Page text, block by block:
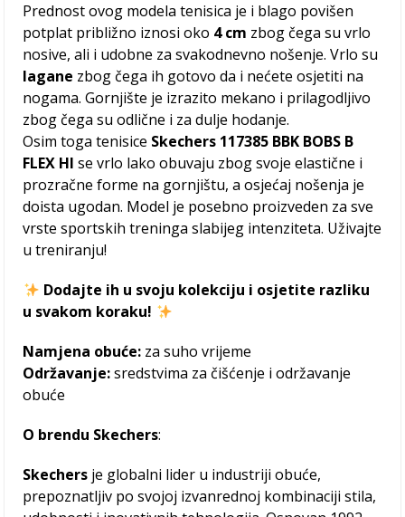
Prednost ovog modela tenisica je i blago povišen
potplat približno iznosi oko 4 cm zbog čega su vrlo
nosive, ali i udobne za svakodnevno nošenje. Vrlo su
lagane zbog čega ih gotovo da i nećete osjetiti na
nogama. Gornjište je izrazito mekano i prilagodljivo
zbog čega su odlične i za dulje hodanje.
Osim toga tenisice Skechers 117385 BBK BOBS B
FLEX HI se vrlo lako obuvaju zbog svoje elastične i
prozračne forme na gornjištu, a osjećaj nošenja je
doista ugodan. Model je posebno proizveden za sve
vrste sportskih treninga slabijeg intenziteta. Uživajte
u treniranju!
Dodajte ih u svoju kolekciju i osjetite razliku
u svakom koraku!
Namjena obuće: za suho vrijeme
Održavanje:sredstvima za čišćenje i održavanje
obuće
O brendu Skechers:
Skechers je globalni lider u industriji obuće,
prepoznatljiv po svojoj izvanrednoj kombinaciji stila,